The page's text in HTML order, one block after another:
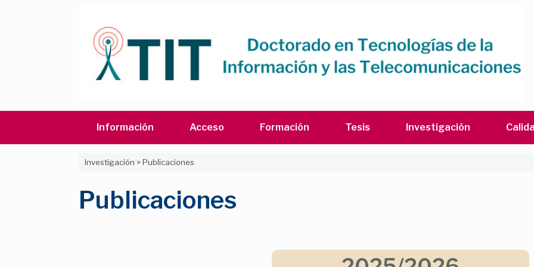
Información Acceso Formación Tesis Investigación
Investigación >Publicaciones
Publicaciones